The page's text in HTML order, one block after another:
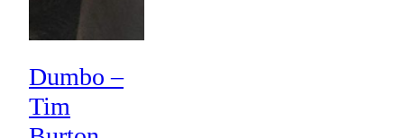
Dumbo –
Tim